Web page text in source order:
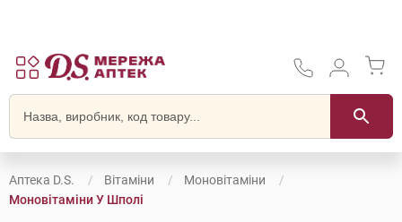
Аптека D.S. Вітаміни
Моновітаміни
Моновітаміни У Шполі